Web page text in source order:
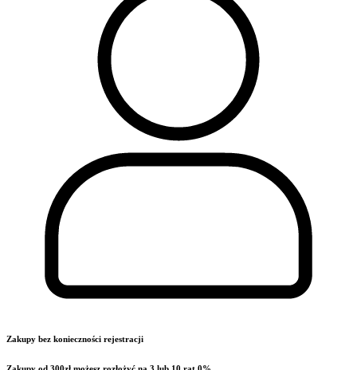
Zakupy bez konieczności rejestracji